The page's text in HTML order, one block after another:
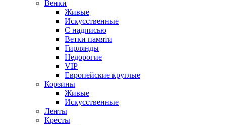
Венки
Живые
Искусственные
С надписью
Ветки памяти
Гирлянды
Недорогие
VIP
Европейские круглые
Корзины
Живые
Искусственные
Ленты
Кресты